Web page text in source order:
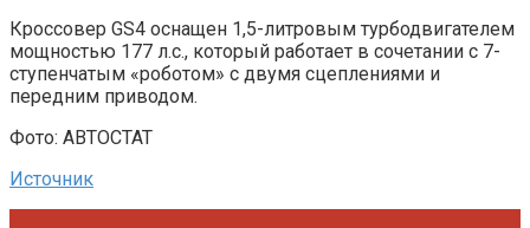
Кроссовер GS4 оснащен 1,5-литровым турбодвигателем
мощностью 177 л.с., который работает в сочетании с 7-
ступенчатым «роботом» с двумя сцеплениями и
передним приводом.
Фото: АВТОСТАТ
Источник